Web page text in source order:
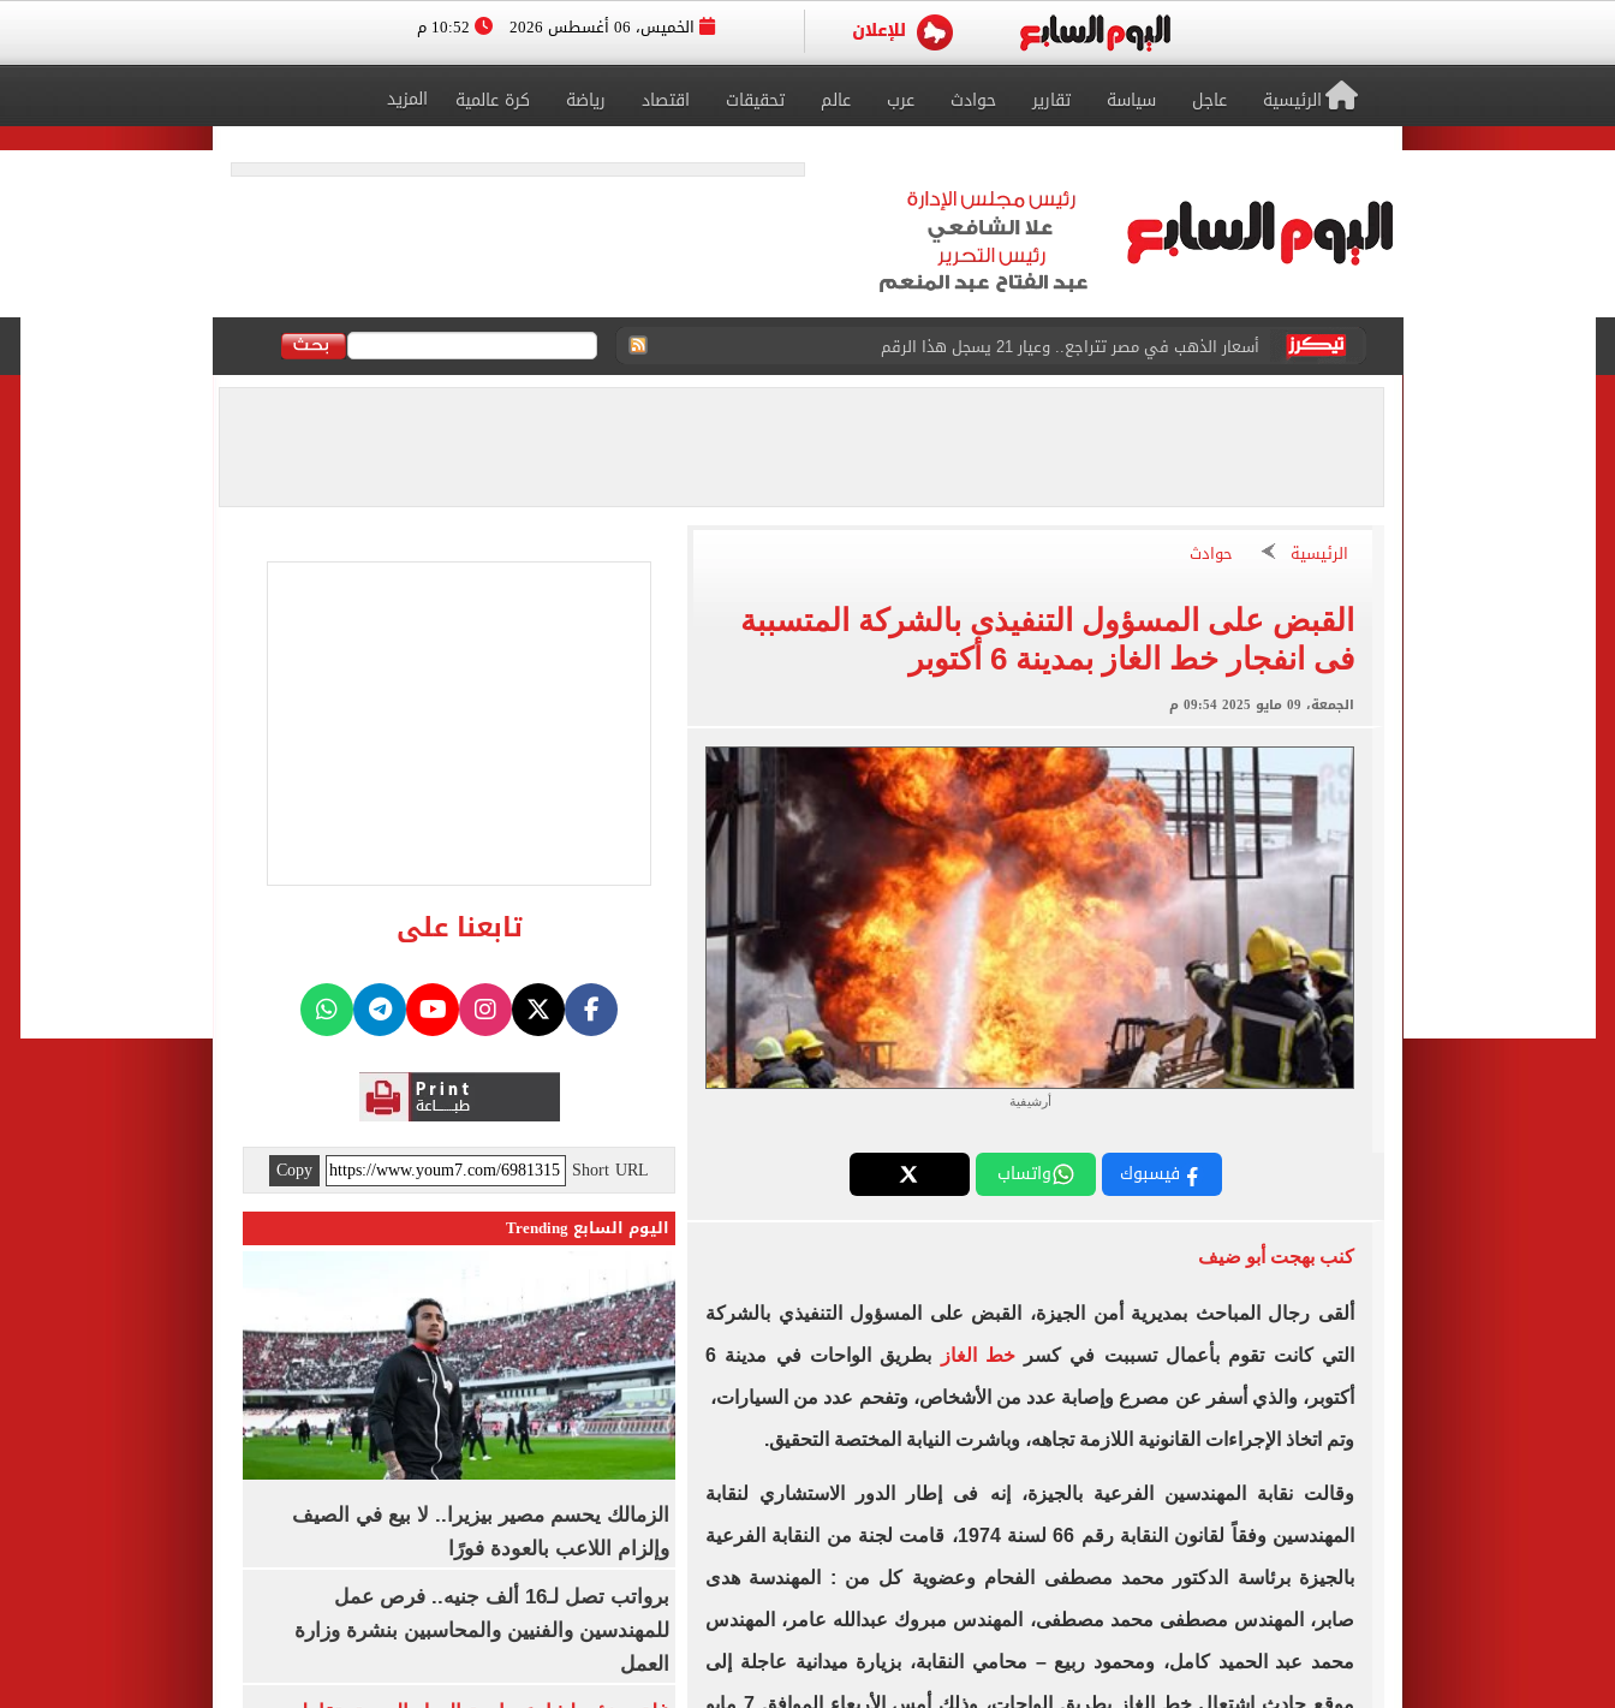
الخميس، 06 أغسطس 2026
الرئيسية عاجل سياسة تقارير حوادث عرب عالم تحقيقات اقتصاد رياضة كرة عالمية المزيد
أسعار الذهب في مصر تتراجع.. وعيار 21 يسجل هذا الرقم
الاستعلامات تفند ادعاءات ذا صن وميرور حول علاج سيدة بريطانية في شرم الشيخ
عمرو دياب يدخل موسوعة جينيس بعد تصدره قائمة بيلبورد عربية لـ68 أسبوعا
إغلاق طريق مصر أسوان الزراعى الغربى كليا من المنيب للعياط.. اعرف التحويلات
محمد صلاح يظهر على تليفزيون اليوم السابع فى حفل تقديمه باستاد طرابزون.. فيديو
الرئيسية حوادث
القبض على المسؤول التنفيذى بالشركة المتسببة
فى انفجار خط الغاز بمدينة 6 أكتوبر
الجمعة، 09 مايو 2025 09:54 م
أرشيفية
فيسبوك واتساب
كنب بهجت أبو ضيف
ألقى رجال المباحث بمديرية أمن الجيزة، القبض على المسؤول التنفيذي بالشركة
التي كانت تقوم بأعمال تسببت في كسرخط الغاز بطريق الواحات في مدينة 6
أكتوبر، والذي أسفر عن مصرع وإصابة عدد من الأشخاص، وتفحم عدد من السيارات،
وتم اتخاذ الإجراءات القانونية اللازمة تجاهه، وباشرت النيابة المختصة التحقيق.
وقالت نقابة المهندسين الفرعية بالجيزة، إنه فى إطار الدور الاستشاري لنقابة
المهندسين وفقاً لقانون النقابة رقم 66 لسنة 1974، قامت لجنة من النقابة الفرعية
بالجيزة برئاسة الدكتور محمد مصطفى الفحام وعضوية كل من : المهندسة هدى
صابر، المهندس مصطفى محمد مصطفى، المهندس مبروك عبدالله عامر، المهندس
محمد عبد الحميد كامل، ومحمود ربيع – محامي النقابة، بزيارة ميدانية عاجلة إلى
تابعنا على
Short URL
Copy
اليوم السابع Trending
الزمالك يحسم مصير بيزيرا.. لا بيع في الصيف
وإلزام اللاعب بالعودة فورًا
برواتب تصل لـ16 ألف جنيه.. فرص عمل
للمهندسين والفنيين والمحاسبين بنشرة وزارة
العمل